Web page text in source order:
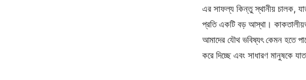
এর সাফল্য কিন্তু স্থানীয় চালক,
প্রতি একটি বড় আস্থা।
আমাদের যৌথ ভবিষ্যৎ কেমন হতে
করে দিচ্ছে এবং সাধারণ মানুষকে